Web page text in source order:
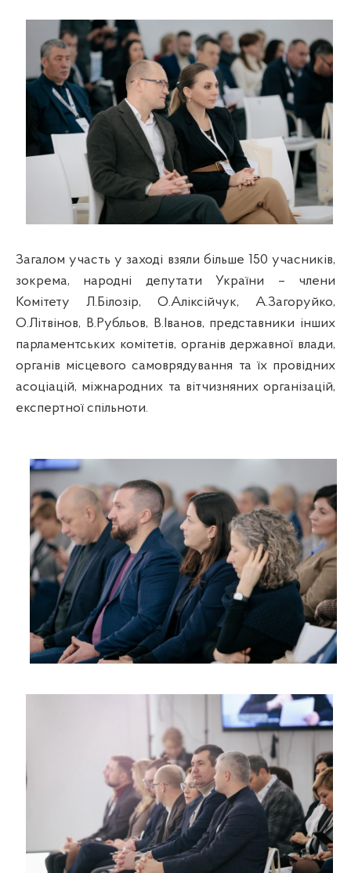
Загалом участь у заході взяли більше 150 учасників,
зокрема, народні депутати України – члени
Комітету Л.Білозір, О.Аліксійчук, А.Загоруйко,
О.Літвінов, В.Рубльов, В.Іванов, представники інших
парламентських комітетів, органів державної влади,
органів місцевого самоврядування та їх провідних
асоціацій, міжнародних та вітчизняних організацій,
експертної спільноти.